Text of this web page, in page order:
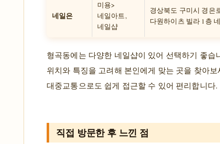
네일은
미용>
네일아트,
네일샵
경상북도 구미시 경은
다원하이츠 빌라 1층
형곡동에는 다양한 네일샵이 있어 선택하기 좋습
위치와 특징을 고려해 본인에게 맞는 곳을 찾아보
대중교통으로도 쉽게 접근할 수 있어 편리합니다.
직접 방문한 후 느낀 점